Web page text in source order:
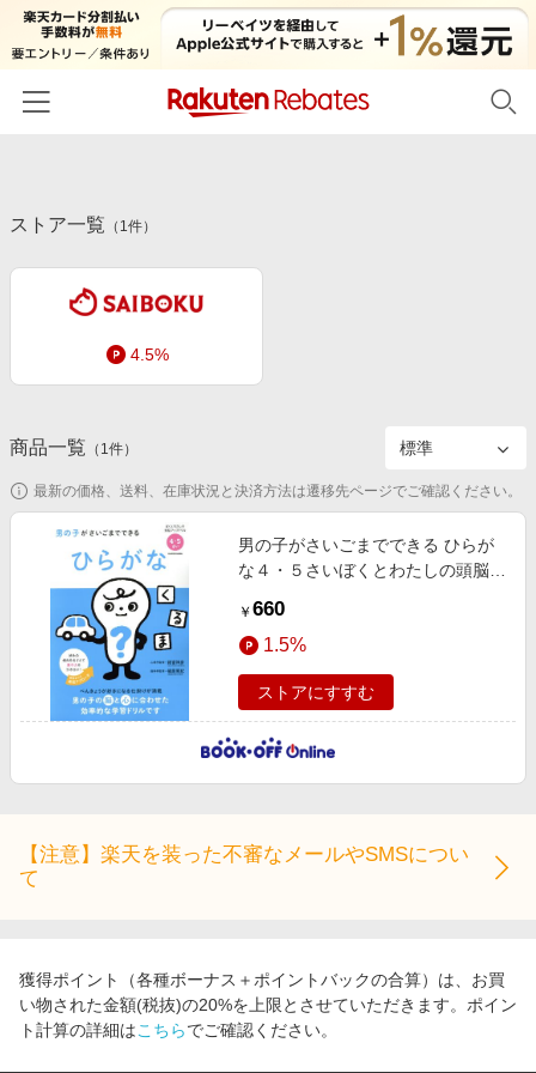
カテゴリー一覧
百貨店・総合ECモール
ファッション・インナー・小物
食品・スイーツ・お酒
家電・PC・スマホ・カメラ
エンタメ
スポーツ・アウトドア・ゴルフ
インテリア・寝具
ペット・花・DIY・車
旅行・レジャー・ホテル予約
金融・マネー・保険
ビジネス・その他サービス
初回購入者限定特典
新着ストアのご紹介
電子書籍特集
楽天ペイ導入ストア
楽天サービス特集
わくわく夏特集
とことん買い物チャレンジ
Apple公式サイト×楽天カード分割払い
週末の高還元 夏の長期版
友達紹介
楽天IDでログイン/会員登録
ストア一覧 （ 1件）
4.5%
商品一覧 （ 1件）
最新の価格、送料、在庫状況と決済方法は遷移先ページでご確認ください。
男の子がさいごまでできる ひらが
な４・５さいぼくとわたしの頭脳ア
￥ 660
1.5%
ストアにすすむ
【注意】楽天を装った不審なメールやSMSについ
て
獲得ポイント（各種ボーナス＋ポイントバックの合算）は、お買
い物された金額(税抜)の20%を上限とさせていただきます。ポイン
ト計算の詳細はこちらでご確認ください。